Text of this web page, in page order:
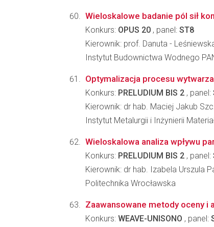
Wieloskalowe badanie pól sił
Konkurs: OPUS 20 , panel: ST8
Kierownik: prof. Danuta -
Instytut Budownictwa Wodnego
Optymalizacja procesu
Konkurs: PRELUDIUM BIS 2 , panel:
Kierownik: dr hab. Maciej Jakub
Instytut Metalurgii i Inżynierii
Wieloskalowa analiza wpływu
Konkurs: PRELUDIUM BIS 2 , panel:
Kierownik: dr hab. Izabela Urszula
Politechnika Wrocławska
Zaawansowane metody oceny i
Konkurs: WEAVE-UNISONO , panel: